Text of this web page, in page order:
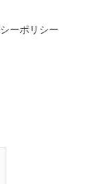
ーポリシー